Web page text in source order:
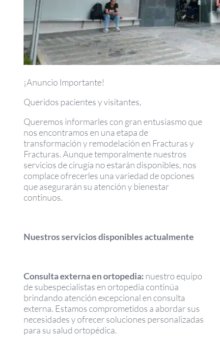
¡Anuncio Importante!
Queridos pacientes y visitantes,
Queremos informarles con gran entusiasmo que
nos encontramos en una etapa de
transformación y remodelación en Fracturas y
Fracturas. Aunque temporalmente nuestros
servicios de cirugía no estarán disponibles, nos
complace ofrecerles una variedad de opciones
que asegurarán su atención y bienestar
continuos.
Nuestros servicios disponibles actualmente
Consulta externa en ortopedia: nuestro equipo
de subespecialistas en ortopedia continúa
brindando atención excepcional en consulta
externa. Estamos comprometidos a abordar sus
necesidades y ofrecer soluciones personalizadas
para su salud ortopédica.